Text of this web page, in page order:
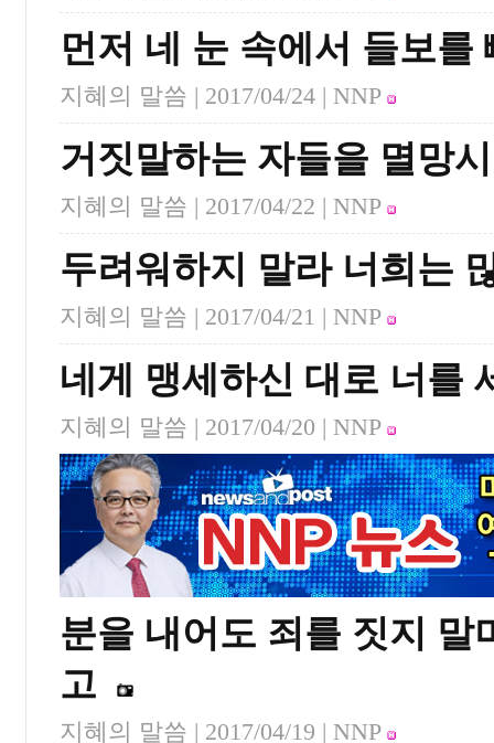
먼저 네 눈 속에서 들보를
지혜의 말씀 | 2017/04/24 | NNP
거짓말하는 자들을 멸망
지혜의 말씀 | 2017/04/22 | NNP
두려워하지 말라 너희는
지혜의 말씀 | 2017/04/21 | NNP
네게 맹세하신 대로 너를
지혜의 말씀 | 2017/04/20 | NNP
분을 내어도 죄를 짓지 말
고
지혜의 말씀 | 2017/04/19 | NNP